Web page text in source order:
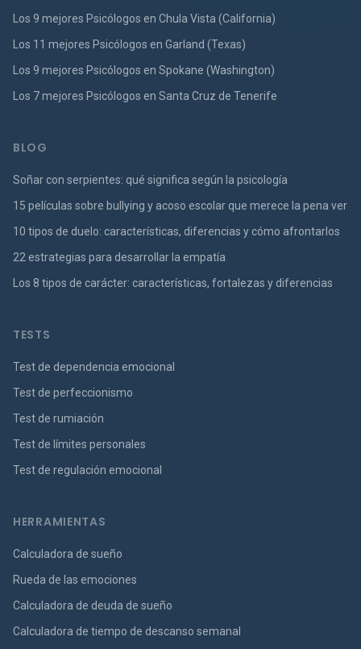
Los 9 mejores Psicólogos en Chula Vista (California)
Los 11 mejores Psicólogos en Garland (Texas)
Los 9 mejores Psicólogos en Spokane (Washington)
Los 7 mejores Psicólogos en Santa Cruz de Tenerife
BLOG
Soñar con serpientes: qué significa según la psicología
15 películas sobre bullying y acoso escolar que merece la pena ver
10 tipos de duelo: características, diferencias y cómo afrontarlos
22 estrategias para desarrollar la empatía
Los 8 tipos de carácter: características, fortalezas y diferencias
TESTS
Test de dependencia emocional
Test de perfeccionismo
Test de rumiación
Test de límites personales
Test de regulación emocional
HERRAMIENTAS
Calculadora de sueño
Rueda de las emociones
Calculadora de deuda de sueño
Calculadora de tiempo de descanso semanal